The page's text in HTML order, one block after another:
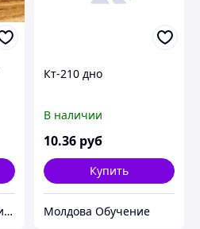
Интернет Магазин гидравлических узлов
Кт-210 дно
В наличии
10.36 руб
Купить
Молдова Обучение